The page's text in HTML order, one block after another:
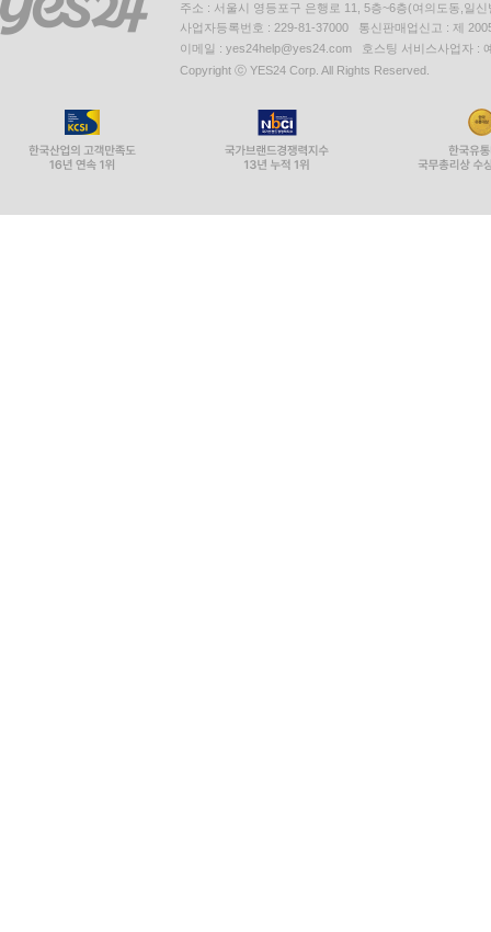
주소 : 서울시 영등포구 은행로 11, 5층~6층(여의도동,일신
사업자등록번호 : 229-81-37000 통신판매업신고 : 제
이메일 : yes24help@yes24.com 호스팅 서비스사업자 :
Copyright ⓒ YES24 Corp. All Rights Reserved.